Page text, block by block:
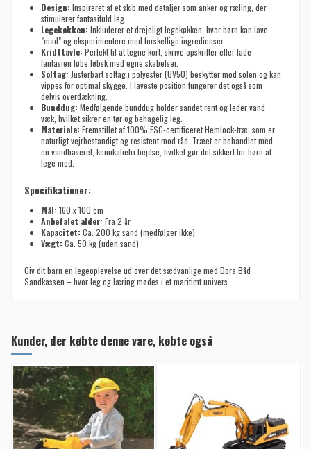
Design: Inspireret af et skib med detaljer som anker og ræling, der
stimulerer fantasifuld leg.
Legekøkken: Inkluderer et drejeligt legekøkken, hvor børn kan lave
"mad" og eksperimentere med forskellige ingredienser.
Kridttavle: Perfekt til at tegne kort, skrive opskrifter eller lade
fantasien løbe løbsk med egne skabelser.
Soltag: Justerbart soltag i polyester (UV50) beskytter mod solen og kan
vippes for optimal skygge. I laveste position fungerer det også som
delvis overdækning.
Bunddug: Medfølgende bunddug holder sandet rent og leder vand
væk, hvilket sikrer en tør og behagelig leg.
Materiale: Fremstillet af 100% FSC-certificeret Hemlock-træ, som er
naturligt vejrbestandigt og resistent mod råd. Træet er behandlet med
en vandbaseret, kemikaliefri bejdse, hvilket gør det sikkert for børn at
lege med.
Specifikationer:
Mål: 160 x 100 cm
Anbefalet alder: Fra 2 år
Kapacitet: Ca. 200 kg sand (medfølger ikke)
Vægt: Ca. 50 kg (uden sand)
Giv dit barn en legeoplevelse ud over det sædvanlige med Dora Båd
Sandkassen – hvor leg og læring mødes i et maritimt univers.
Kunder, der købte denne vare, købte også